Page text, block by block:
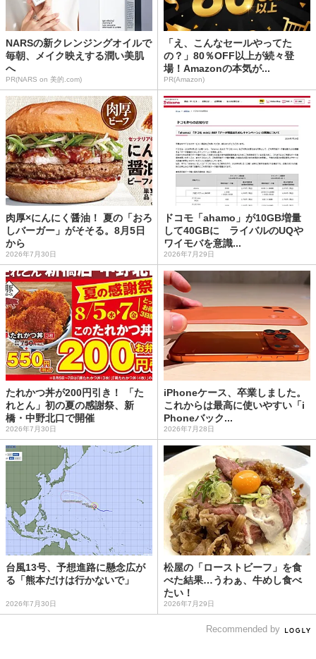
NARSの新クレンジングオイルで
毎朝、メイク映えする潤い美肌
へ
PR(NARS on 美的.com)
「え、こんなセールやってた
の？」80％OFF以上が続々登
場！Amazonの本気が...
PR(Amazon)
肉厚×にんにく醤油！ 夏の「おろ
しバーガー」がそそる。8月5日
から
2026年7月30日
ドコモ「ahamo」が10GB増量
して40GBに ライバルのUQや
ワイモバを意識...
2026年7月29日
たれかつ丼が200円引き！ 「た
れとん」初の夏の感謝祭、新
橋・中野北口で開催
2026年7月30日
iPhoneケース、卒業しました。
これからは最高に使いやすい「i
Phoneバック...
2026年7月28日
台風13号、予想進路に懸念広が
る「熊本だけは行かないで」
2026年7月30日
松屋の「ローストビーフ」を食
べた結果…うわぁ、牛めし食べ
たい！
2026年7月29日
Recommended by